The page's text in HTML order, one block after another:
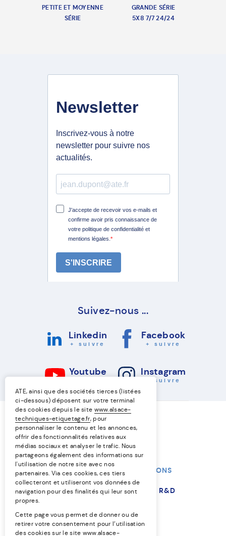
PETITE ET MOYENNE
SÉRIE
GRANDE SÉRIE
5X8 7/7 24/24
Suivez-nous ...
Linkedin
+ suivre
Facebook
+ suivre
Youtube Instagram
+ suivre
NOS TECHNIQUES NOS SOLUTIONS
NOS MARCHÉS L’ENTREPRISE R&D
FR
EN
ATE, ainsi que des sociétés tierces (listées
ci-dessous) déposent sur votre terminal
des cookies depuis le site www.alsace-
techniques-etiquetage.fr, pour
personnaliser le contenu et les annonces,
offrir des fonctionnalités relatives aux
médias sociaux et analyser le trafic. Nous
partageons également des informations sur
l'utilisation de notre site avec nos
partenaires. Via ces cookies, ces tiers
collecteront et utiliseront vos données de
navigation pour des finalités qui leur sont
propres.
Cette page vous permet de donner ou de
retirer votre consentement pour l’utilisation
des cookies sur le site www.alsace-